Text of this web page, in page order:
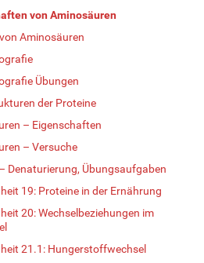
von Aminosäuren
Aminosäuren
Übungen
der Proteine
– Eigenschaften
– Versuche
Denaturierung, Übungsaufgaben
19: Proteine in der Ernährung
20: Wechselbeziehungen im
21.1: Hungerstoffwechsel